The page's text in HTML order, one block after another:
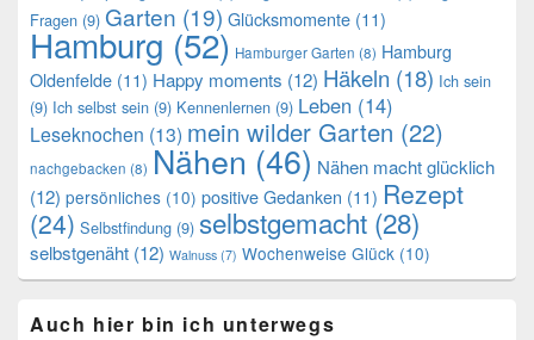
Fragen (9) Garten (19) Glücksmomente (11)
Hamburg (52) Hamburger Garten (8) Hamburg
Oldenfelde (11) Happy moments (12) Häkeln (18) Ich sein
(9) Ich selbst sein (9) Kennenlernen (9) Leben (14)
Leseknochen (13) mein wilder Garten (22)
nachgebacken (8) Nähen (46) Nähen macht glücklich
(12) persönliches (10) positive Gedanken (11) Rezept
(24) Selbstfindung (9) selbstgemacht (28)
selbstgenäht (12) Walnuss (7) Wochenweise Glück (10)
Auch hier bin ich unterwegs